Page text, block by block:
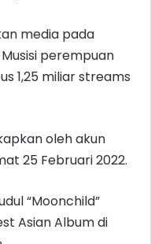
media pada
perempuan
1,25 miliar streams
oleh akun
25 Februari 2022.
“Moonchild”
Asian Album di